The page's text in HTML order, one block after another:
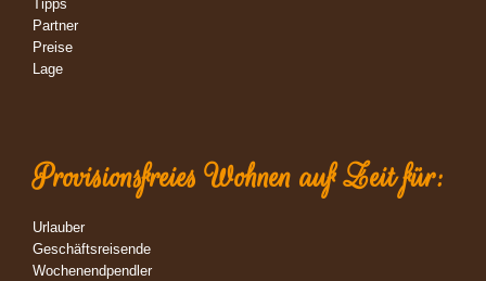
Tipps
Partner
Preise
Lage
Provisionsfreies Wohnen auf Zeit für:
Urlauber
Geschäftsreisende
Wochenendpendler